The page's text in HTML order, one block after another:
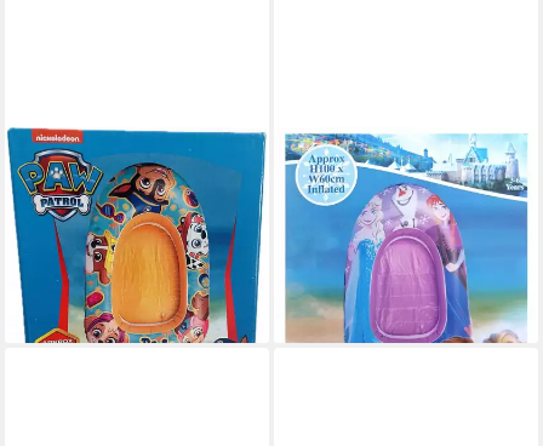
FESTIVALARTIKEL
Kinder-Schlauchboot
Aufblasbares Boot Paw Patrol
100x60cm für Kinder - Skye
Chase Marshall
24,90 €
lieferbar - in 6-7 Werktagen bei dir
FESTIVALARTIKEL
Kinder-Schlauchboot Frozen
Boot 100 x 60 cm -
Aufblasbares Boot für Kinder
- Elsa und Anna
18,90 €
lieferbar - in 6-7 Werktagen bei dir